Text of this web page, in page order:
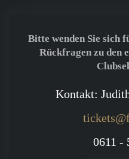
Bitte wenden Sie sich
Rückfragen zu den
Kontakt:
0611 -